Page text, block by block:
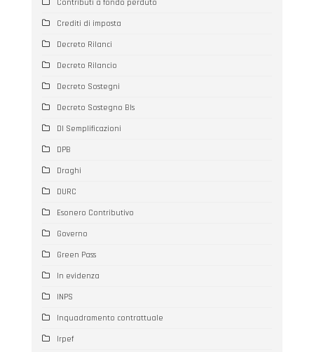
Contributi a fondo perduto
Crediti di imposta
Decreto Rilanci
Decreto Rilancio
Decreto Sostegni
Decreto Sostegno BIs
Dl Semplificazioni
DPB
Draghi
DURC
Esonero Contributivo
Governo
Green Pass
In evidenza
INPS
Inquadramento contrattuale
Irpef